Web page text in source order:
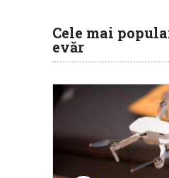
Cele mai
evăr